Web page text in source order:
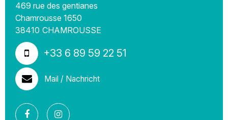
469 rue des gentianes
Chamrousse 1650
38410 CHAMROUSSE
+33 6 89 59 22 51
Mail / Nachricht